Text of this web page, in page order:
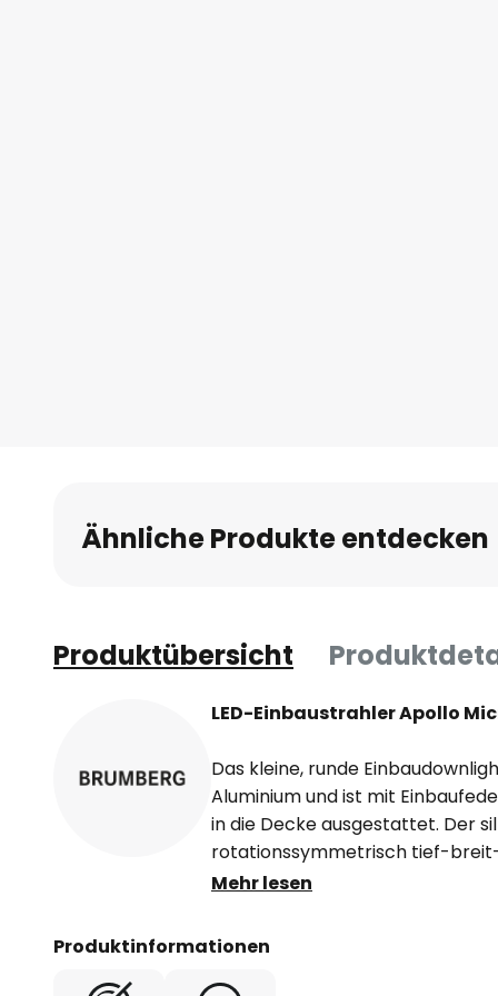
Ähnliche Produkte entdecken
Produktübersicht
LED-Einbaustrahler Apollo
Das kleine, runde
Aluminium und ist mit
in die Decke ausgestattet. Der
rotationssymmetrisch tief-
Lichtstärkeverteilung und eine
optimale Lichtverteilung. Der
Bereiche wie Flure,
Mehr lesen
Produktinformationen